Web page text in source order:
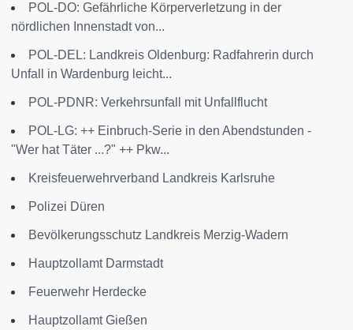
POL-DO: Gefährliche Körperverletzung in der
nördlichen Innenstadt von...
POL-DEL: Landkreis Oldenburg: Radfahrerin durch
Unfall in Wardenburg leicht...
POL-PDNR: Verkehrsunfall mit Unfallflucht
POL-LG: ++ Einbruch-Serie in den Abendstunden -
"Wer hat Täter ...?" ++ Pkw...
Kreisfeuerwehrverband Landkreis Karlsruhe
Polizei Düren
Bevölkerungsschutz Landkreis Merzig-Wadern
Hauptzollamt Darmstadt
Feuerwehr Herdecke
Hauptzollamt Gießen